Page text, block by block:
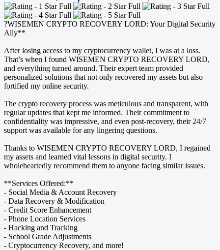
?WISEMEN CRYPTO RECOVERY LORD: Your Digital Security
Ally**
After losing access to my cryptocurrency wallet, I was at a loss.
That’s when I found WISEMEN CRYPTO RECOVERY LORD,
and everything turned around. Their expert team provided
personalized solutions that not only recovered my assets but also
fortified my online security.
The crypto recovery process was meticulous and transparent, with
regular updates that kept me informed. Their commitment to
confidentiality was impressive, and even post-recovery, their 24/7
support was available for any lingering questions.
Thanks to WISEMEN CRYPTO RECOVERY LORD, I regained
my assets and learned vital lessons in digital security. I
wholeheartedly recommend them to anyone facing similar issues.
**Services Offered:**
- Social Media & Account Recovery
- Data Recovery & Modification
- Credit Score Enhancement
- Phone Location Services
- Hacking and Tracking
- School Grade Adjustments
- Cryptocurrency Recovery, and more!